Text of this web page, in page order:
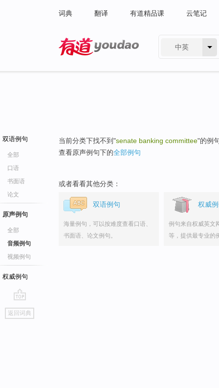
词典 翻译 有道精品课 云笔记
中英
双语例句
全部
口语
书面语
论文
原声例句
全部
音频例句
视频例句
权威例句
go
top
返回词典
当前分类下找不到"senate banking committee"的例
查看原声例句下的全部例句
或者看看其他分类：
双语例句
海量例句，可以按难度查看口语、
书面语、论文例句。
权威
例句来自权威英文
等，提供最专业的